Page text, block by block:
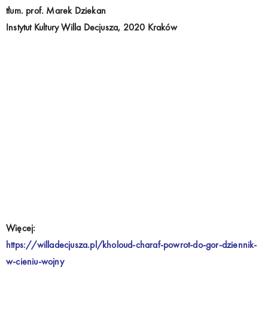
tłum. prof. Marek Dziekan
Instytut Kultury Willa Decjusza, 2020 Kraków
Więcej:
https://willadecjusza.pl/kholoud-charaf-powrot-do-gor-dziennik-
w-cieniu-wojny